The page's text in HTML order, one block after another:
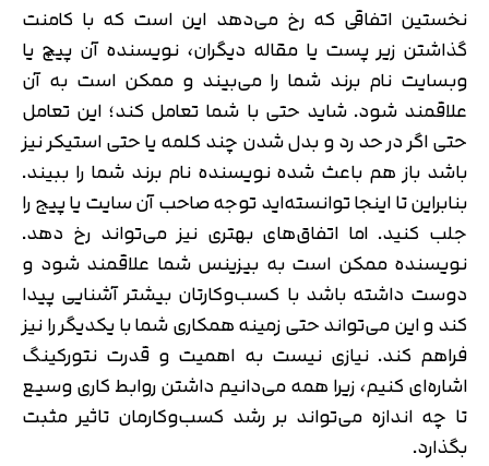
نخستین اتفاقی که رخ می‌دهد این است که با کامنت
گذاشتن زیر پست یا مقاله‌ دیگران، نویسنده آن پیچ یا
وبسایت نام برند شما را می‌بیند و ممکن است به آن
علاقمند شود. شاید حتی با شما تعامل کند؛ این تعامل
حتی اگر در حد رد و بدل شدن چند کلمه یا حتی استیکر نیز
باشد باز هم باعث شده نویسنده نام برند شما را ببیند.
بنابراین تا اینجا توانسته‌اید توجه صاحب آن سایت یا پیج را
جلب کنید. اما اتفاق‌های بهتری نیز می‌تواند رخ دهد.
نویسنده ممکن است به بیزینس شما علاقمند شود و
دوست داشته باشد با کسب‌وکارتان بیشتر آشنایی پیدا
کند و این می‌تواند حتی زمینه همکاری شما با یکدیگر را نیز
فراهم کند. نیازی نیست به اهمیت و قدرت نتورکینگ
اشاره‌ای کنیم، زیرا همه می‌دانیم داشتن روابط کاری وسیع
تا چه اندازه می‌تواند بر رشد کسب‌وکارمان تاثیر مثبت
بگذارد.